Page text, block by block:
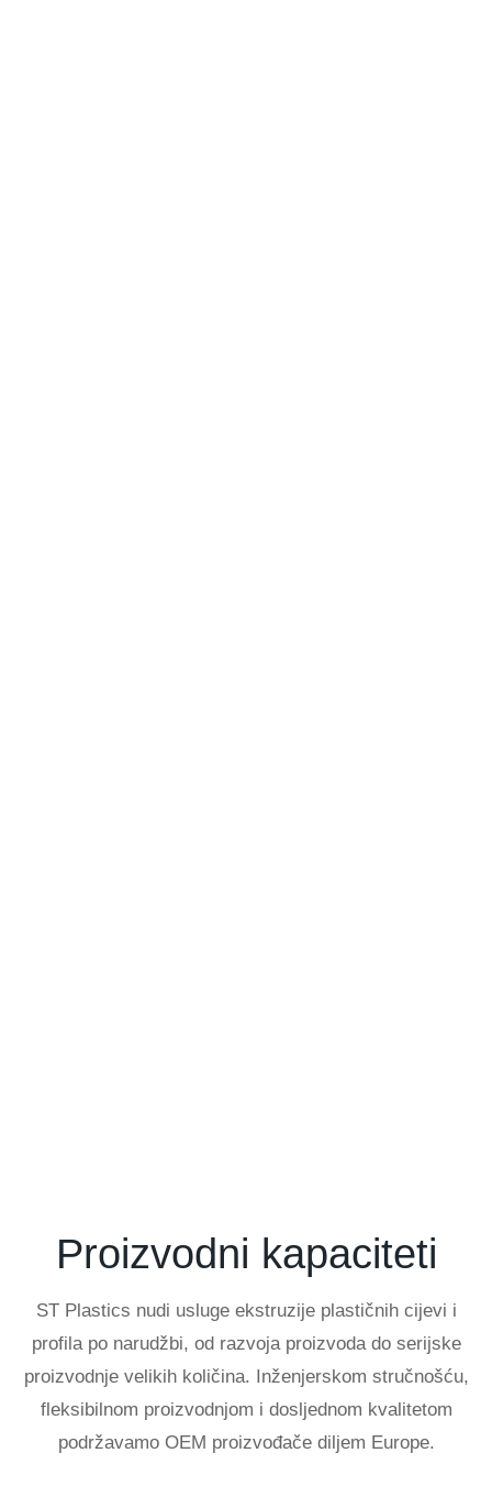
Proizvodni kapaciteti
ST Plastics nudi usluge ekstruzije plastičnih cijevi i
profila po narudžbi, od razvoja proizvoda do serijske
proizvodnje velikih količina. Inženjerskom stručnošću,
fleksibilnom proizvodnjom i dosljednom kvalitetom
podržavamo OEM proizvođače diljem Europe.